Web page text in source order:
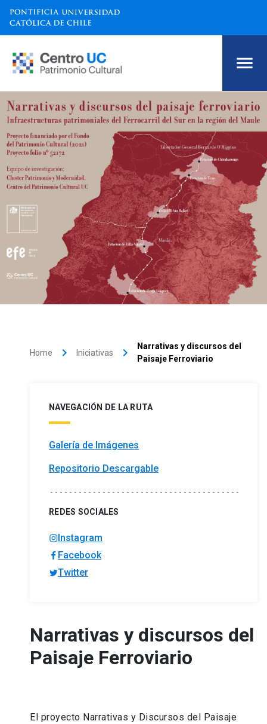
Home keyboard_arrow_right Iniciativas keyboard_arrow_right
Narrativas y discursos del
Paisaje Ferroviario
Narrativas y discursos del
Paisaje Ferroviario
El proyecto Narrativas y Discursos del Paisaje
NAVEGACIÓN DE LA RUTA
Galería de Imágenes
Repositorio Descargable
REDES SOCIALES
Instagram
Facebook
Twitter